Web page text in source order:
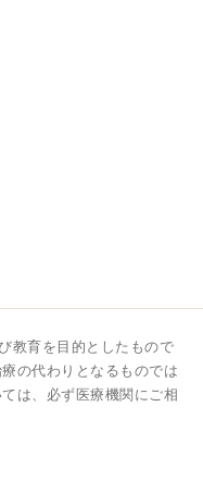
教育を目的としたもので
の代わりとなるものでは
は、必ず医療機関にご相